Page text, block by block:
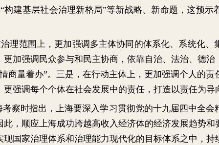
构建基层社会治理新格局”等新战略、新命题，这预示
理范围上，更加强调多主体协同的体系化、系统化、
加强调民众参与和民主协商，依靠自治、法治、德
商量着办”。三是，在行动主体上，更加强调个人的
强调每个个体在社会发展中的责任，打造以责任为导
察时指出，上海要深入学习贯彻党的十九届 四中全会
，顺应上海成功跨越高收入经济体的经济发展趋势
国家治理体系和治理能力现代化的目标体系之中，